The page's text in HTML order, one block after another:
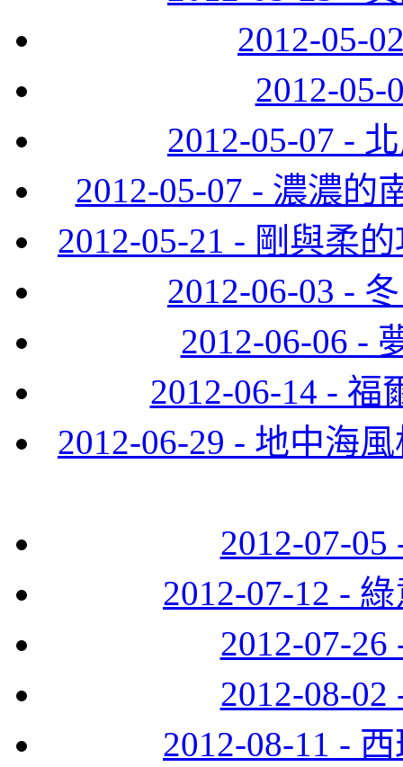
2012-05-
2012-05-
2012-05-07 -
2012-05-07 - 濃濃的
2012-05-21 - 剛與柔
2012-06-03 -
2012-06-06 -
2012-06-14 -
2012-06-29 - 地中海
2012-07-
2012-07-12 -
2012-07-
2012-08-
2012-08-11 -